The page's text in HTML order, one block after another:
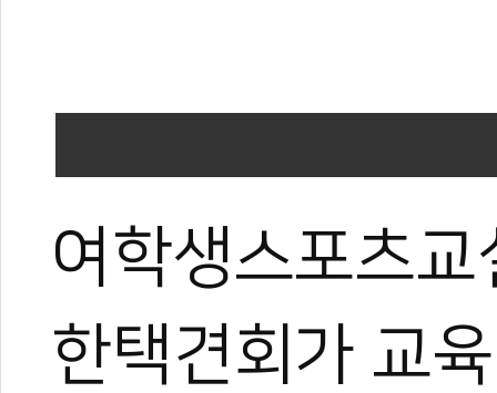
여학생스포츠
한택견회가 교